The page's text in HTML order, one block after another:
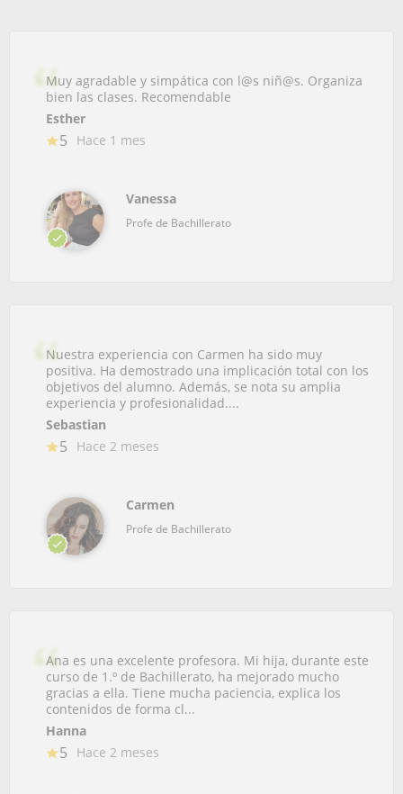
Muy agradable y simpática con l@s niñ@s. Organiza
bien las clases. Recomendable
Esther
5 Hace 1 mes
Vanessa
Profe de Bachillerato
Nuestra experiencia con Carmen ha sido muy
positiva. Ha demostrado una implicación total con los
objetivos del alumno. Además, se nota su amplia
experiencia y profesionalidad....
Sebastian
5 Hace 2 meses
Carmen
Profe de Bachillerato
Ana es una excelente profesora. Mi hija, durante este
curso de 1.º de Bachillerato, ha mejorado mucho
gracias a ella. Tiene mucha paciencia, explica los
contenidos de forma cl...
Hanna
5 Hace 2 meses